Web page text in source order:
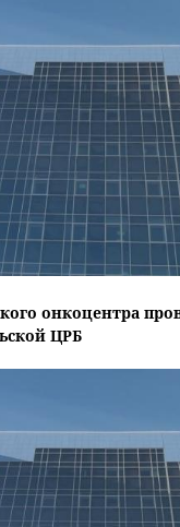
онкоцентра
ЦРБ